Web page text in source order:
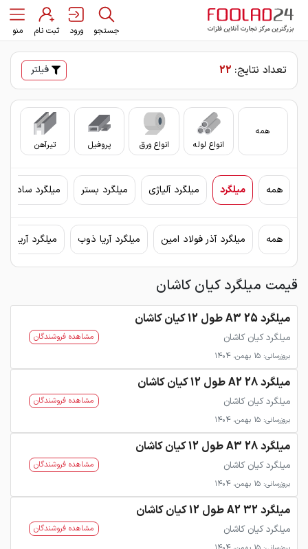
جستجو ورود ثبت نام منو
تعداد نتایج: 22 فیلتر
همه
انواع لوله
انواع ورق پروفیل تیرآهن
همه میلگرد میلگرد آلیاژی میلگرد بستر میلگرد ساده
همه میلگرد آذر فولاد امین میلگرد آریا ذوب میلگرد آریان
قیمت میلگرد کیان کاشان
میلگرد 25 A3 طول 12 کیان کاشان
میلگرد کیان کاشان
بروزرسانی: 15 بهمن، 1404
مشاهده فروشندگان
میلگرد 28 A2 طول 12 کیان کاشان
میلگرد کیان کاشان
بروزرسانی: 15 بهمن، 1404
مشاهده فروشندگان
میلگرد 28 A3 طول 12 کیان کاشان
میلگرد کیان کاشان
بروزرسانی: 15 بهمن، 1404
مشاهده فروشندگان
میلگرد 32 A2 طول 12 کیان کاشان
میلگرد کیان کاشان مشاهده فروشندگان